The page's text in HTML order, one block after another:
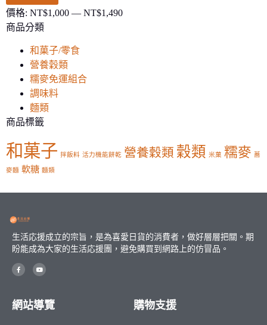
價格: NT$1,000 — NT$1,490
商品分類
和菓子/零食
營養穀類
糯麥免運組合
調味料
麵類
商品標籤
和菓子 拌飯料 活力機能餅乾 營養穀類 穀類 米菓 糯麥 蕎
麥麵 軟糖 麵類
生活応援成立的宗旨，是為喜愛日貨的消費者，做好層層把關。期
盼能成為大家的生活応援團，避免購買到網路上的仿冒品。
網站導覽 購物支援